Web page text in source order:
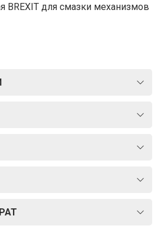
BREXIT для смазки механизмов